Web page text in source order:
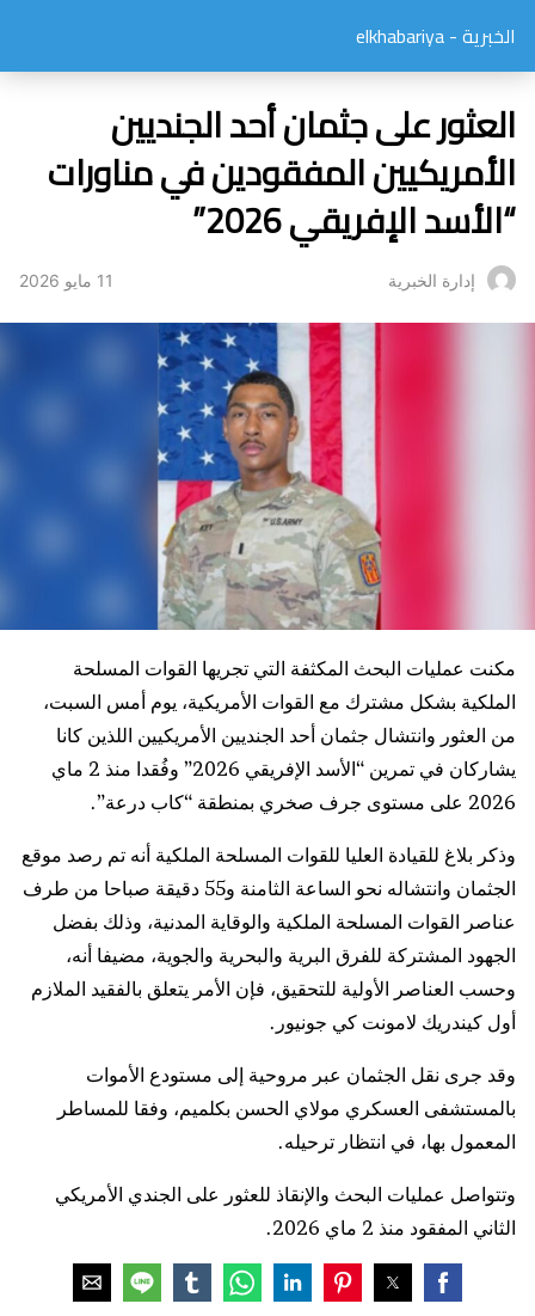
الخبرية - elkhabariya
العثور على جثمان أحد الجنديين
الأمريكيين المفقودين في مناورات
“الأسد الإفريقي 2026”
إدارة الخبرية 11 مايو 2026
مكنت عمليات البحث المكثفة التي تجريها القوات المسلحة
الملكية بشكل مشترك مع القوات الأمريكية، يوم أمس السبت،
من العثور وانتشال جثمان أحد الجنديين الأمريكيين اللذين كانا
يشاركان في تمرين “الأسد الإفريقي 2026” وفُقدا منذ 2 ماي
2026 على مستوى جرف صخري بمنطقة “كاب درعة”.
وذكر بلاغ للقيادة العليا للقوات المسلحة الملكية أنه تم رصد موقع
الجثمان وانتشاله نحو الساعة الثامنة و55 دقيقة صباحا من طرف
عناصر القوات المسلحة الملكية والوقاية المدنية، وذلك بفضل
الجهود المشتركة للفرق البرية والبحرية والجوية، مضيفا أنه،
وحسب العناصر الأولية للتحقيق، فإن الأمر يتعلق بالفقيد الملازم
أول كيندريك لامونت كي جونيور.
وقد جرى نقل الجثمان عبر مروحية إلى مستودع الأموات
بالمستشفى العسكري مولاي الحسن بكلميم، وفقا للمساطر
المعمول بها، في انتظار ترحيله.
وتتواصل عمليات البحث والإنقاذ للعثور على الجندي الأمريكي
الثاني المفقود منذ 2 ماي 2026.